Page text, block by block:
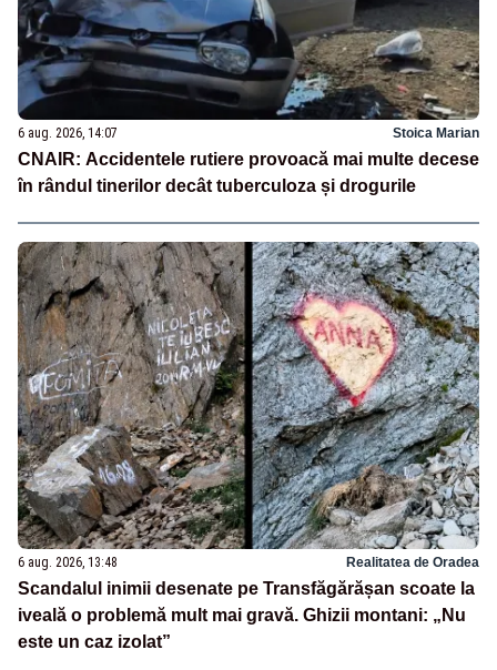
6 aug. 2026, 14:07 Stoica Marian
CNAIR: Accidentele rutiere provoacă mai multe decese
în rândul tinerilor decât tuberculoza și drogurile
6 aug. 2026, 13:48 Realitatea de Oradea
Scandalul inimii desenate pe Transfăgărășan scoate la
iveală o problemă mult mai gravă. Ghizii montani: „Nu
este un caz izolat”